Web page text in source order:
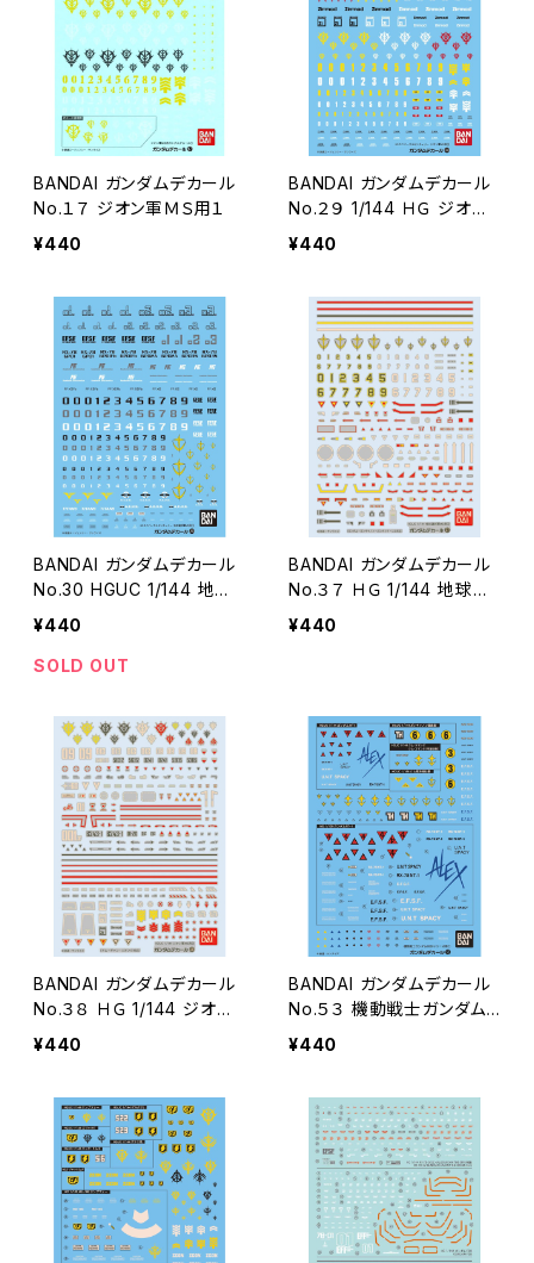
BANDAI ガンダムデカール
No.１７ ジオン軍ＭＳ用１
¥440
BANDAI ガンダムデカール
No.２９ 1/144 ＨＧ ジオン
軍ＭＳ用２
¥440
BANDAI ガンダムデカール
No.30 HGUC 1/144 地球
連邦軍MS用1
¥440
SOLD OUT
BANDAI ガンダムデカール
No.３７ ＨＧ 1/144 地球連
邦軍ＭＳ２
¥440
BANDAI ガンダムデカール
No.３８ ＨＧ 1/144 ジオン
軍ＭＳ用３
¥440
BANDAI ガンダムデカール
No.５３ 機動戦士ガンダム０
０８０シリーズ用１
¥440